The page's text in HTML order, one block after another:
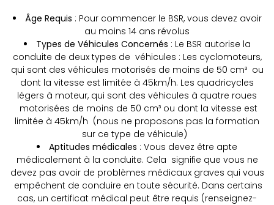
Âge Requis : Pour commencer le BSR, vous devez avoir
au moins 14 ans révolus
Types de Véhicules Concernés : Le BSR autorise la
conduite de deux types de véhicules : Les cyclomoteurs,
qui sont des véhicules motorisés de moins de 50 cm³ ou
dont la vitesse est limitée à 45km/h. Les quadricycles
légers à moteur, qui sont des véhicules à quatre roues
motorisées de moins de 50 cm³ ou dont la vitesse est
limitée à 45km/h (nous ne proposons pas la formation
sur ce type de véhicule)
Aptitudes médicales : Vous devez être apte
médicalement à la conduite. Cela signifie que vous ne
devez pas avoir de problèmes médicaux graves qui vous
empêchent de conduire en toute sécurité. Dans certains
cas, un certificat médical peut être requis (renseignez-